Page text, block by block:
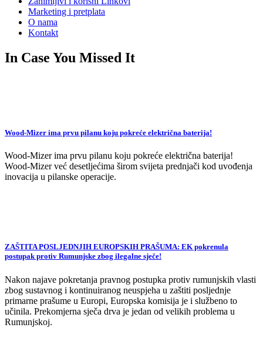
Marketing i pretplata
O nama
Kontakt
In Case You Missed It
Wood-Mizer ima prvu pilanu koju pokreće električna baterija!
Wood-Mizer ima prvu pilanu koju pokreće električna baterija!
Wood-Mizer već desetljećima širom svijeta prednjači kod uvođenja
inovacija u pilanske operacije.
ZAŠTITA POSLJEDNJIH EUROPSKIH PRAŠUMA: EK pokrenula
postupak protiv Rumunjske zbog ilegalne sječe!
Nakon najave pokretanja pravnog postupka protiv rumunjskih vlasti
zbog sustavnog i kontinuiranog neuspjeha u zaštiti posljednje
primarne prašume u Europi, Europska komisija je i službeno to
učinila. Prekomjerna sječa drva je jedan od velikih problema u
Rumunjskoj.